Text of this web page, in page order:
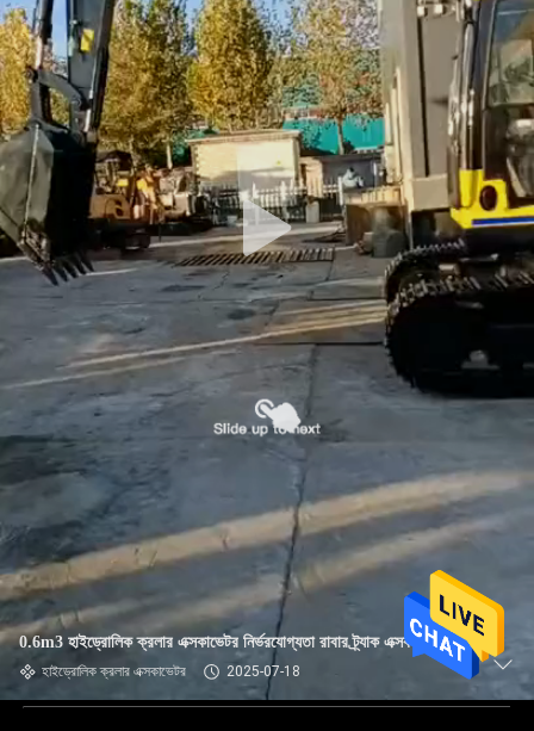
0.6m3 হাইড্রোলিক ক্রলার এক্সকাভেটর নির্ভরযোগ্যতা রাবার ট্র্যাক এক্সকাভেটর
হাইড্রোলিক ক্রলার এক্সকাভেটর 2025-07-18